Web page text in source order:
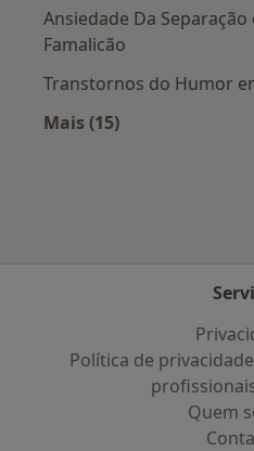
Ansiedade Da Separação
Famalicão
Transtornos do Humor
Mais (15)
Política de
Quem